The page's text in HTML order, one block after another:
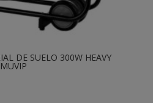
DE SUELO 300W HEAVY